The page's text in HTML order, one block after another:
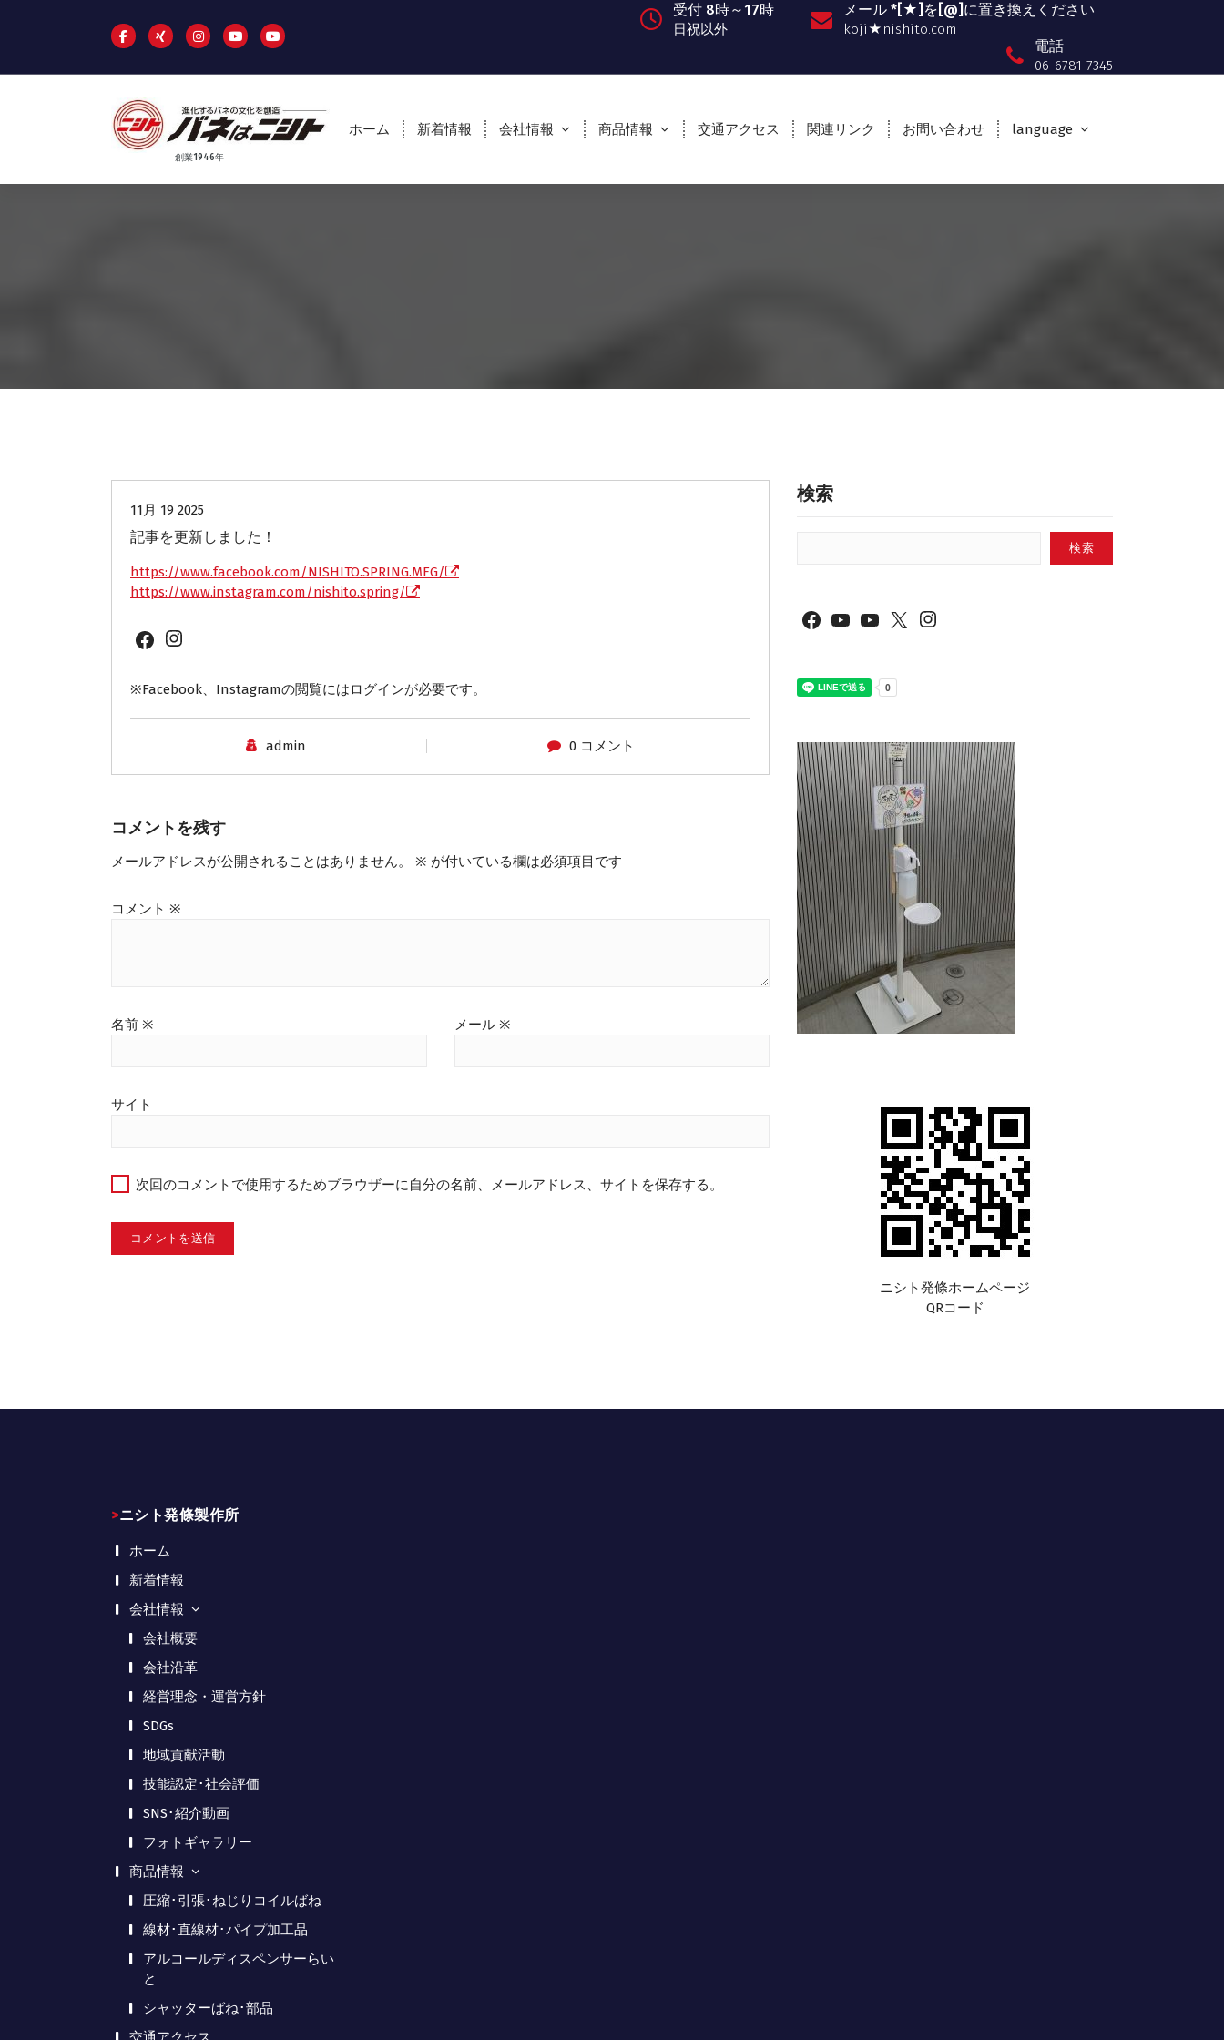
プ
受付 8時～17時
日祝以外
メール *[★]を[@]に置き換えください
koji★nishito.com
電話
06-6781-7345
──────────創業1946年
ホーム 新着情報 会社情報 商品情報 交通アクセス 関連リンク お問い合わせ language
11月 19 2025
記事を更新しました！
https://www.facebook.com/NISHITO.SPRING.MFG/
https://www.instagram.com/nishito.spring/
Facebook Instagram
※Facebook、Instagramの閲覧にはログインが必要です。
admin 0 コメント
コメントを残す
メールアドレスが公開されることはありません。 ※ が付いている欄は必須項目です
コメント ※
名前 ※ メール ※
サイト
次回のコメントで使用するためブラウザーに自分の名前、メールアドレス、サイトを保存する。
検索
検索
Facebook YouTube YouTube X
ニシト発條ホームページ
QRコード
>ニシト発條製作所
ホーム
新着情報
会社情報
会社概要
会社沿革
経営理念・運営方針
SDGs
地域貢献活動
技能認定･社会評価
SNS･紹介動画
フォトギャラリー
商品情報
圧縮･引張･ねじりコイルばね
線材･直線材･パイプ加工品
アルコールディスペンサーらい
と
シャッターばね･部品